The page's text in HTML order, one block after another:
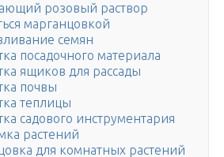
розовый раствор
марганцовкой
семян
посадочного материала
ящиков для рассады
почвы
теплицы
садового инструментария
растений
для комнатных растений